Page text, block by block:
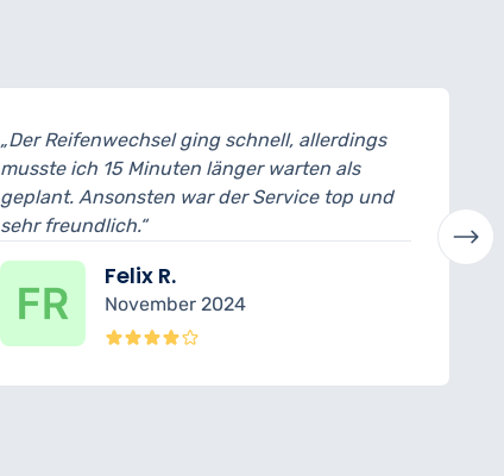
„Der Reifenwechsel ging schnell, allerdings
musste ich 15 Minuten länger warten als
geplant. Ansonsten war der Service top und
sehr freundlich.“
Felix R.
November 2024